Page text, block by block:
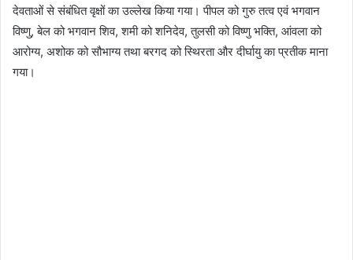
देवताओं से संबंधित वृक्षों का उल्लेख किया गया। पीपल को गुरु तत्व एवं भगवान
विष्णु, बेल को भगवान शिव, शमी को शनिदेव, तुलसी को विष्णु भक्ति, आंवला को
आरोग्य, अशोक को सौभाग्य तथा बरगद को स्थिरता और दीर्घायु का प्रतीक माना
गया।